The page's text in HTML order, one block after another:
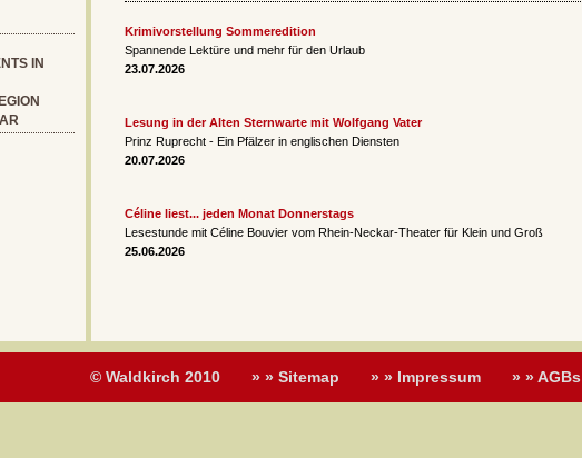
IN
Krimivorstellung Sommeredition
Spannende Lektüre und mehr für den Urlaub
23.07.2026
Lesung in der Alten Sternwarte mit Wolfgang Vater
Prinz Ruprecht - Ein Pfälzer in englischen Diensten
20.07.2026
Céline liest... jeden Monat Donnerstags
Lesestunde mit Céline Bouvier vom Rhein-Neckar-Theater für Klein und Groß
25.06.2026
© Waldkirch 2010 » » Sitemap » » Impressum » » AGBs